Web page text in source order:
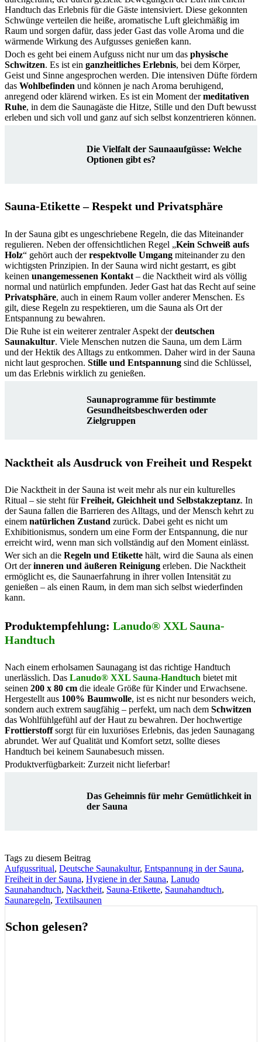
Handtuch das Erlebnis für die Gäste intensiviert. Diese gekonnten
Schwünge verteilen die heiße, aromatische Luft gleichmäßig im
Raum und sorgen dafür, dass jeder Gast das volle Aroma und die
wärmende Wirkung des Aufgusses genießen kann.
Doch es geht bei einem Aufguss nicht nur um das physische
Schwitzen. Es ist ein ganzheitliches Erlebnis, bei dem Körper,
Geist und Sinne angesprochen werden. Die intensiven Düfte fördern
das Wohlbefinden und können je nach Aroma beruhigend,
anregend oder klärend wirken. Es ist ein Moment dermeditativen
Ruhe, in dem die Saunagäste die Hitze, Stille und den Duft bewusst
erleben und sich voll und ganz auf sich selbst konzentrieren können.
Die Vielfalt der Saunaaufgüsse: Welche
Optionen gibt es?
Sauna-Etikette – Respekt und Privatsphäre
In der Sauna gibt es ungeschriebene Regeln, die das Miteinander
regulieren. Neben der offensichtlichen Regel „Kein Schweiß aufs
Holz“ gehört auch derrespektvolle Umgang miteinander zu den
wichtigsten Prinzipien. In der Sauna wird nicht gestarrt, es gibt
keinen unangemessenen Kontakt – die Nacktheit wird als völlig
normal und natürlich empfunden. Jeder Gast hat das Recht auf seine
Privatsphäre, auch in einem Raum voller anderer Menschen. Es
gilt, diese Regeln zu respektieren, um die Sauna als Ort der
Entspannung zu bewahren.
Die Ruhe ist ein weiterer zentraler Aspekt derdeutschen
Saunakultur. Viele Menschen nutzen die Sauna, um dem Lärm
und der Hektik des Alltags zu entkommen. Daher wird in der Sauna
nicht laut gesprochen. Stille und Entspannung sind die Schlüssel,
um das Erlebnis wirklich zu genießen.
Saunaprogramme für bestimmte
Gesundheitsbeschwerden oder
Zielgruppen
Nacktheit als Ausdruck von Freiheit und Respekt
Die Nacktheit in der Sauna ist weit mehr als nur ein kulturelles
Ritual – sie steht fürFreiheit, Gleichheit und Selbstakzeptanz. In
der Sauna fallen die Barrieren des Alltags, und der Mensch kehrt zu
einem natürlichen Zustand zurück. Dabei geht es nicht um
Exhibitionismus, sondern um eine Form der Entspannung, die nur
erreicht wird, wenn man sich vollständig auf den Moment einlässt.
Wer sich an die Regeln und Etikette hält, wird die Sauna als einen
Ort derinneren und äußeren Reinigung erleben. Die Nacktheit
ermöglicht es, die Saunaerfahrung in ihrer vollen Intensität zu
genießen – als einen Raum, in dem man sich selbst wiederfinden
kann.
Produktempfehlung: Lanudo® XXL Sauna-
Handtuch
Nach einem erholsamen Saunagang ist das richtige Handtuch
unerlässlich. Das Lanudo® XXL Sauna-Handtuch bietet mit
seinen 200 x 80 cm die ideale Größe für Kinder und Erwachsene.
Hergestellt aus 100% Baumwolle, ist es nicht nur besonders weich,
sondern auch extrem saugfähig – perfekt, um nach dem Schwitzen
das Wohlfühlgefühl auf der Haut zu bewahren. Der hochwertige
Frottierstoffsorgt für ein luxuriöses Erlebnis, das jeden Saunagang
abrundet. Wer auf Qualität und Komfort setzt, sollte dieses
Handtuch bei keinem Saunabesuch missen.
Produktverfügbarkeit: Zurzeit nicht lieferbar!
Das Geheimnis für mehr Gemütlichkeit in
der Sauna
Tags zu diesem Beitrag
Aufgussritual, Deutsche Saunakultur, Entspannung in der Sauna,
Freiheit in der Sauna, Hygiene in der Sauna, Lanudo
Saunahandtuch, Nacktheit, Sauna-Etikette, Saunahandtuch,
Saunaregeln, Textilsaunen
Schon gelesen?